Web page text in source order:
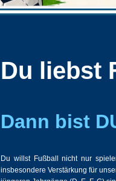
Du liebst
Dann bist
Du willst Fußball nicht nur
insbesondere Verstärkung für